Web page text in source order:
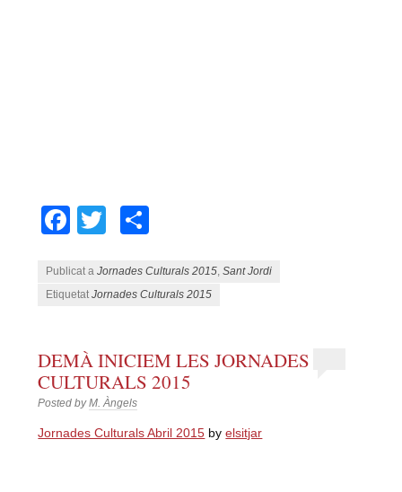
Facebook
Twitter
Publicat aJornades Culturals 2015 ,Sant Jordi
EtiquetatJornades Culturals 2015
DEMÀ INICIEM LES JORNADES
CULTURALS 2015
Posted byM. Àngels
Jornades Culturals Abril 2015 byelsitjar